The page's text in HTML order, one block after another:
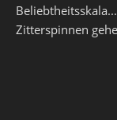
Zitterspinnen